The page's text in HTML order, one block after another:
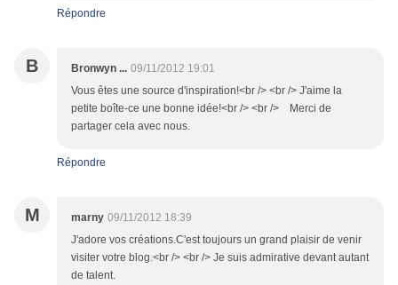
Répondre
B Bronwyn ... 09/11/2012 19:01
Vous êtes une source d'inspiration!<br /> <br /> J'aime la
petite boîte-ce une bonne idée!<br /> <br /> Merci de
partager cela avec nous.
Répondre
M marny 09/11/2012 18:39
J'adore vos créations.C'est toujours un grand plaisir de venir
visiter votre blog.<br /> <br /> Je suis admirative devant autant
de talent.